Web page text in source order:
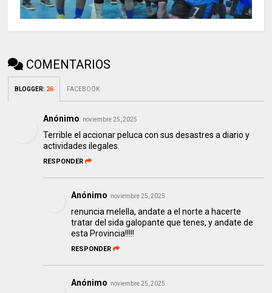
COMENTARIOS
BLOGGER: 26 FACEBOOK
Anónimo noviembre 25, 2025
Terrible el accionar peluca con sus desastres a diario y
actividades ilegales.
RESPONDER
Anónimo noviembre 25, 2025
renuncia melella, andate a el norte a hacerte
tratar del sida galopante que tenes, y andate de
esta Provincia!!!!!
RESPONDER
Anónimo noviembre 25, 2025